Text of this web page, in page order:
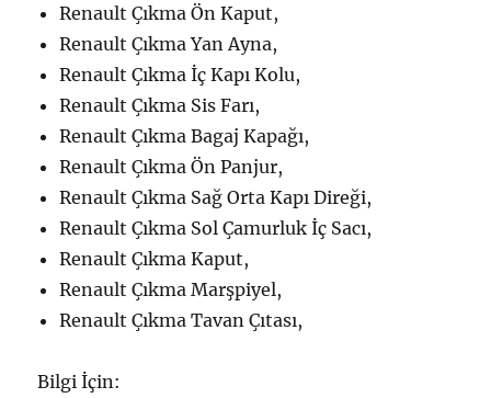
Renault Çıkma Ön Kaput,
Renault Çıkma Yan Ayna,
Renault Çıkma İç Kapı Kolu,
Renault Çıkma Sis Farı,
Renault Çıkma Bagaj Kapağı,
Renault Çıkma Ön Panjur,
Renault Çıkma Sağ Orta Kapı Direği,
Renault Çıkma Sol Çamurluk İç Sacı,
Renault Çıkma Kaput,
Renault Çıkma Marşpiyel,
Renault Çıkma Tavan Çıtası,
Bilgi İçin: